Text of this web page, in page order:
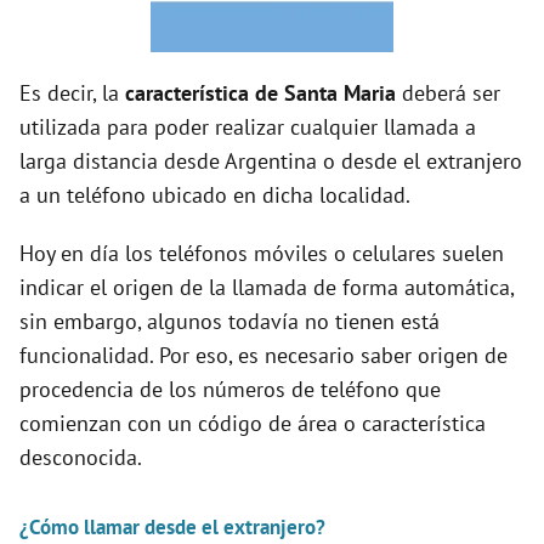
d
e
Es decir, la característica de Santa Maria deberá ser
utilizada para poder realizar cualquier llamada a
larga distancia desde Argentina o desde el extranjero
a un teléfono ubicado en dicha localidad.
Hoy en día los teléfonos móviles o celulares suelen
indicar el origen de la llamada de forma automática,
sin embargo, algunos todavía no tienen está
funcionalidad. Por eso, es necesario saber origen de
procedencia de los números de teléfono que
comienzan con un código de área o característica
desconocida.
¿Cómo llamar desde el extranjero?